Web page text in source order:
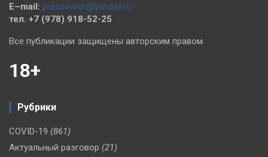
E–mail: pressevkor@yandex.ru
тел. +7 (978) 918-52-25
Все публикации защищены авторским правом.
18+
Рубрики
COVID-19 (861)
Актуальный разговор (21)